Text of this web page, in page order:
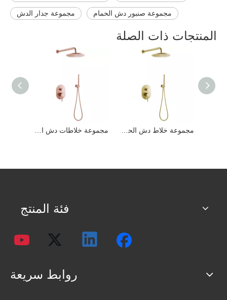
مجموعة جدار الدش مجموعة صنبور دش الحمام
المنتجات ذات الصلة
فئة المنتج
روابط سريعة